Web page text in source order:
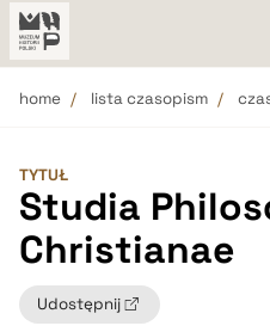
home lista czasopism
TYTUŁ
Studia
Christianae
Udostępnij